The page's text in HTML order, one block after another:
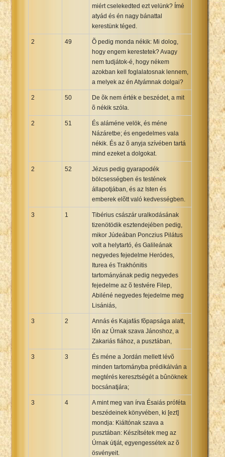
miért cselekedted ezt velünk? Ímé
atyád és én nagy bánattal
kerestünk téged.
2 49
Õ pedig monda nékik: Mi dolog,
hogy engem kerestetek? Avagy
nem tudjátok-é, hogy nékem
azokban kell foglalatosnak lennem,
a melyek az én Atyámnak dolgai?
2 50
De õk nem érték e beszédet, a mit
õ nékik szóla.
2 51
És aláméne velök, és méne
Názáretbe; és engedelmes vala
nékik. És az õ anyja szívében tartá
mind ezeket a dolgokat.
2 52
Jézus pedig gyarapodék
bölcsességben és testének
állapotjában, és az Isten és
emberek elõtt való kedvességben.
3 1
Tibérius császár uralkodásának
tizenötödik esztendejében pedig,
mikor Júdeában Ponczius Pilátus
volt a helytartó, és Galileának
negyedes fejedelme Heródes,
Iturea és Trakhónitis
tartományának pedig negyedes
fejedelme az õ testvére Filep,
Abiléné negyedes fejedelme meg
Lisániás,
3 2
Annás és Kajafás fõpapsága alatt,
lõn az Úrnak szava Jánoshoz, a
Zakariás fiához, a pusztában,
3 3
És méne a Jordán mellett lévõ
minden tartományba prédikálván a
megtérés keresztségét a bûnöknek
bocsánatjára;
3 4
A mint meg van írva Ésaiás próféta
beszédeinek könyvében, ki [ezt]
mondja: Kiáltónak szava a
pusztában: Készítsétek meg az
Úrnak útját, egyengessétek az õ
ösvényeit.